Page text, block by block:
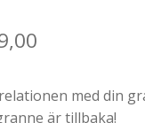
med din
är tillbaka!